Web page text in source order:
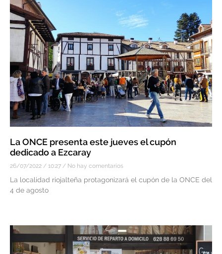
La ONCE presenta este jueves el cupón
dedicado a Ezcaray
26/07/2022 10:27 No hay comentarios
La localidad riojalteña protagonizará el cupón de la ONCE del
4 de agosto